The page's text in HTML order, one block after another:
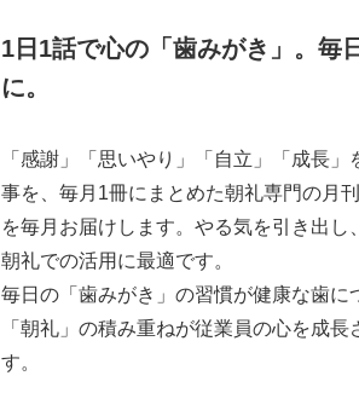
1日1話で心の「歯みがき」。毎
に。
「感謝」「思いやり」「自立」「成長
事を、毎月1冊にまとめた朝礼専門の月
を毎月お届けします。やる気を引き出
朝礼での活用に最適です。
毎日の「歯みがき」の習慣が健康な歯に
「朝礼」の積み重ねが従業員の心を成
す。